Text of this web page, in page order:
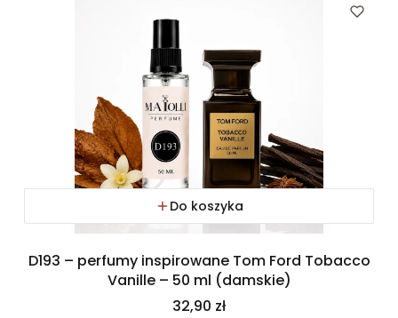
Do koszyka
D193 – perfumy inspirowane Tom Ford Tobacco
Vanille – 50 ml (damskie)
Cena
32,90 zł